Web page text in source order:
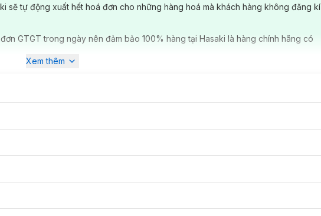
Complete Clear Up Anti-Acne Serum Mask.
sẽ tự động xuất hết hoá đơn cho những hàng hoá mà khách hàng không đăng kí
GTGT trong ngày nên đảm bảo 100% hàng tại Hasaki là hàng chính hãng có
Xem thêm